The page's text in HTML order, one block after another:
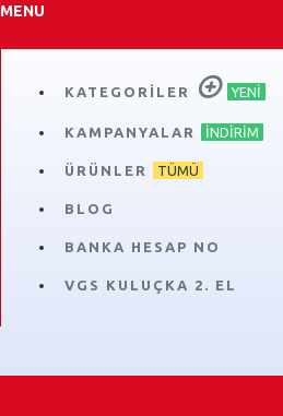
MENU
KATEGORILER YENI
KAMPANYALAR İNDIRIM
ÜRÜNLER TÜMÜ
BLOG
BANKA HESAP NO
VGS KULUÇKA 2. EL